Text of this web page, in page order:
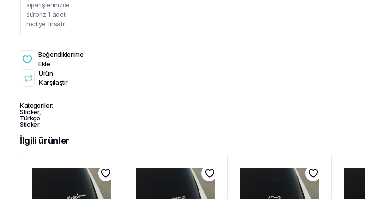
siparişlerinizde
sürpriz 1 adet
hediye fırsatı!
Beğendiklerime
Ekle
Ürün
Karşılaştır
Kategoriler:
Sticker,
Türkçe
Sticker
İlgili ürünler